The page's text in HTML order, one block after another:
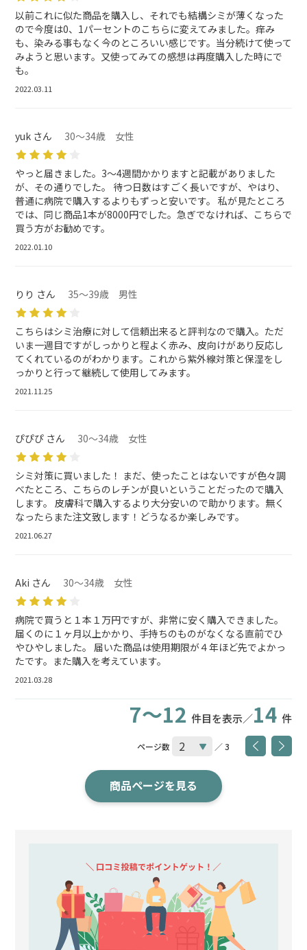
以前これに似た商品を購入し、それでも結構シミが薄くなった
ので今度は0、1パーセントのこちらに変えてみました。痒み
も、染みる事もなく今のところいい感じです。当分続けて使って
みようと思います。又使ってみての感想は再度購入した時にで
も。
2022.03.11
yuk さん 30～34歳 女性
やっと届きました。3〜4週間かかりますと記載がありました
が、その通りでした。 待つ日数はすごく長いですが、やはり、
普通に病院で購入するよりもずっと安いです。 私が見たところ
では、同じ商品1本が8000円でした。急ぎでなければ、こちらで
買う方がお勧めです。
2022.01.10
りり さん 35～39歳 男性
こちらはシミ治療に対して信頼出来ると評判なので購入。ただ
いま一週目ですがしっかりと程よく赤み、皮向けがあり反応し
てくれているのがわかります。これから紫外線対策と保湿をし
っかりと行って継続して使用してみます。
2021.11.25
ぴぴぴ さん 30～34歳 女性
シミ対策に買いました！ まだ、使ったことはないですが色々調
べたところ、こちらのレチンが良いということだったので購入
します。 皮膚科で購入するより大分安いので助かります。無く
なったらまた注文致します！どうなるか楽しみです。
2021.06.27
Aki さん 30～34歳 女性
病院で買うと１本１万円ですが、非常に安く購入できました。
届くのに１ヶ月以上かかり、手持ちのものがなくなる直前でひ
やひやしました。 届いた商品は使用期限が４年ほど先でよかっ
たです。また購入を考えています。
2021.03.28
7～12 件目を表示／14 件
ページ数 ／ 3
商品ページを見る